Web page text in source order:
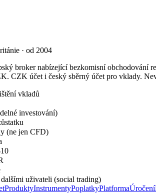
· od 2004
broker nabízející bezkomisní obchodování
CZK účet i český sběrný účet pro vklady.
vkladů
investování)
(ne jen CFD)
uživateli (social trading)
ProduktyInstrumentyPoplatkyPlatformaÚročení